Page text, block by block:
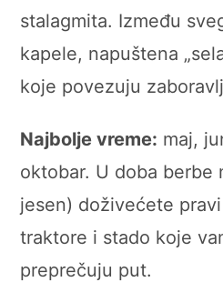
stalagmita. Između
kapele, napuštena
koje povezuju
Najbolje vreme: maj,
oktobar. U doba berbe
jesen) doživećete
traktore i stado koje
preprečuju put.